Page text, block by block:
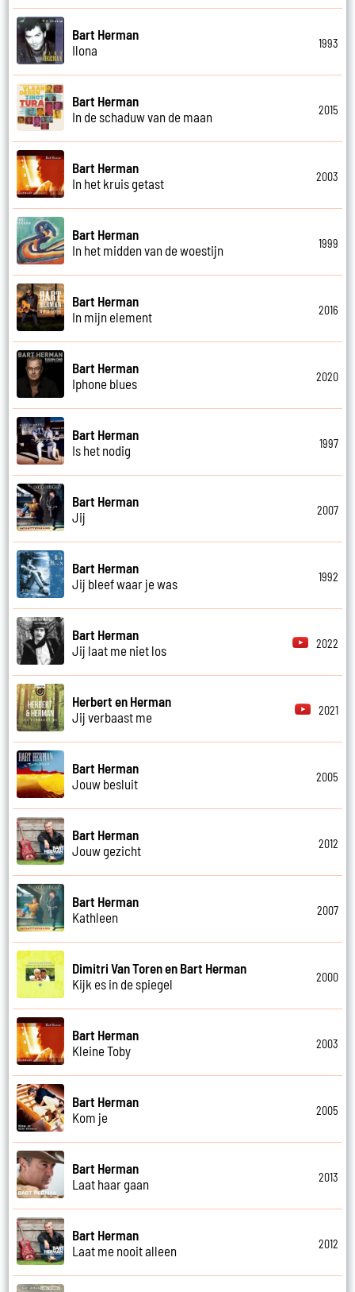
Bart Herman
Ilona
1993
Bart Herman
In de schaduw van de maan
2015
Bart Herman
In het kruis getast
2003
Bart Herman
In het midden van de woestijn
1999
Bart Herman
In mijn element
2016
Bart Herman
Iphone blues
2020
Bart Herman
Is het nodig
1997
Bart Herman
Jij
2007
Bart Herman
Jij bleef waar je was
1992
Bart Herman
Jij laat me niet los
2022
Herbert en Herman
Jij verbaast me
2021
Bart Herman
Jouw besluit
2005
Bart Herman
Jouw gezicht
2012
Bart Herman
Kathleen
2007
Dimitri Van Toren en Bart Herman
Kijk es in de spiegel
2000
Bart Herman
Kleine Toby
2003
Bart Herman
Kom je
2005
Bart Herman
Laat haar gaan
2013
Bart Herman
Laat me nooit alleen
2012